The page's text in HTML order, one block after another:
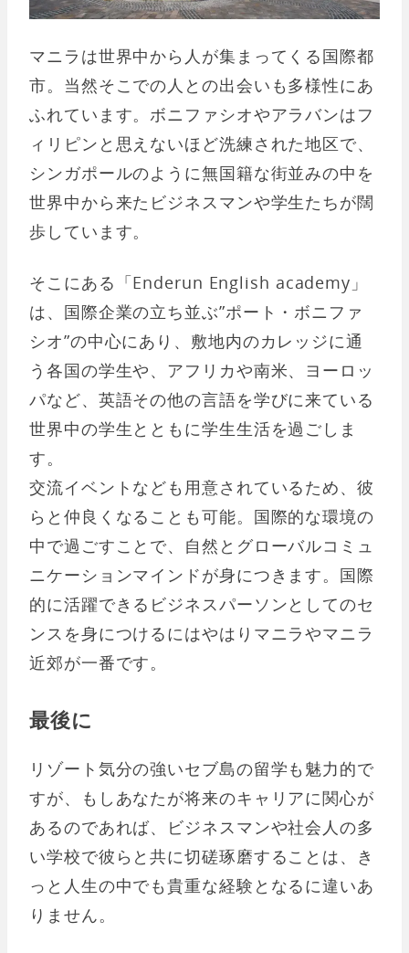
マニラは世界中から人が集まってくる国際都
市。当然そこでの人との出会いも多様性にあ
ふれています。ボニファシオやアラバンはフ
ィリピンと思えないほど洗練された地区で、
シンガポールのように無国籍な街並みの中を
世界中から来たビジネスマンや学生たちが闊
歩しています。
そこにある「Enderun English academy」
は、国際企業の立ち並ぶ”ポート・ボニファ
シオ”の中心にあり、敷地内のカレッジに通
う各国の学生や、アフリカや南米、ヨーロッ
パなど、英語その他の言語を学びに来ている
世界中の学生とともに学生生活を過ごしま
す。
交流イベントなども用意されているため、彼
らと仲良くなることも可能。国際的な環境の
中で過ごすことで、自然とグローバルコミュ
ニケーションマインドが身につきます。国際
的に活躍できるビジネスパーソンとしてのセ
ンスを身につけるにはやはりマニラやマニラ
近郊が一番です。
最後に
リゾート気分の強いセブ島の留学も魅力的で
すが、もしあなたが将来のキャリアに関心が
あるのであれば、ビジネスマンや社会人の多
い学校で彼らと共に切磋琢磨することは、き
っと人生の中でも貴重な経験となるに違いあ
りません。